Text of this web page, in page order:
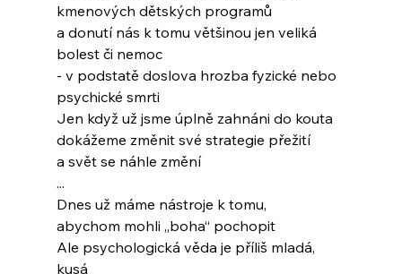
kmenových dětských programů
a donutí nás k tomu většinou jen veliká
bolest či nemoc
- v podstatě doslova hrozba fyzické nebo
psychické smrti
Jen když už jsme úplně zahnáni do kouta
dokážeme změnit své strategie přežití
a svět se náhle změní
...
Dnes už máme nástroje k tomu,
abychom mohli „boha“ pochopit
Ale psychologická věda je příliš mladá,
kusá